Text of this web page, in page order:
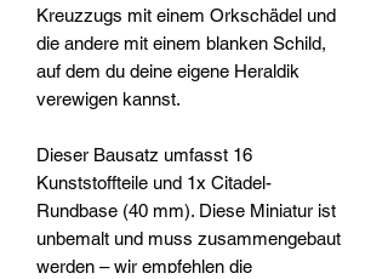
Kreuzzugs mit einem Orkschädel und
die andere mit einem blanken Schild,
auf dem du deine eigene Heraldik
verewigen kannst.
Dieser Bausatz umfasst 16
Kunststoffteile und 1x Citadel-
Rundbase (40 mm). Diese Miniatur ist
unbemalt und muss zusammengebaut
werden – wir empfehlen die